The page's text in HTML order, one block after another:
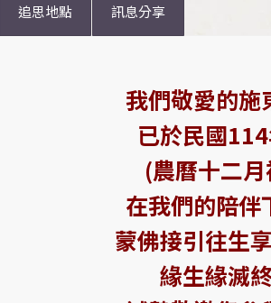
追思地點 訊息分享
我們敬愛的施
已於民國
(農曆十二月
在我們的陪伴
蒙佛接引往生
緣生緣滅